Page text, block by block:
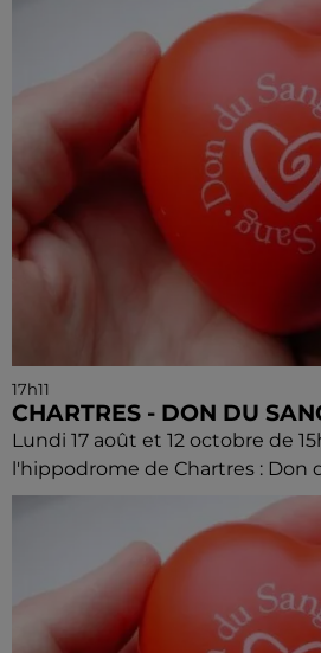
17h11
CHARTRES - DON DU
Lundi 17 août et 12 octobre de
l'hippodrome de Chartres : Don